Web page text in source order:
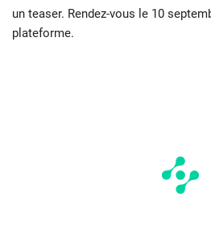
un teaser. Rendez-vous le 10
plateforme.